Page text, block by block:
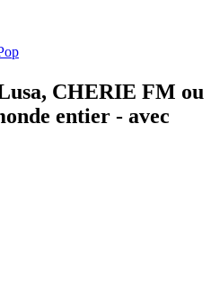
CHERIE FM ou
entier - avec